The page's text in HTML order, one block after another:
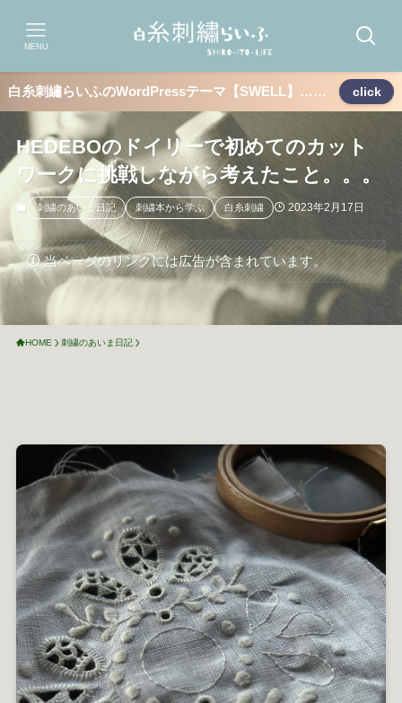
MENU
白糸刺繡らいふのWordPressテーマ【SWELL】…… click
HEDEBOのドイリーで初めてのカット
ワークに挑戦しながら考えたこと。。。
刺繍のあいま日記 刺繍本から学ぶ 白糸刺繍 2023年2月17日
当ページのリンクには広告が含まれています。
HOME 刺繍のあいま日記